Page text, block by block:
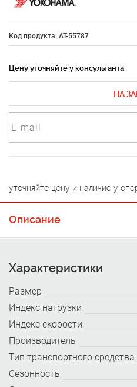
Код продукта: AT-55787
Цену уточняйте у консультанта
НА
уточняйте цену и наличие у
Описание
Характеристики
Размер
Индекс нагрузки
Индекс скорости
Производитель
Тип транспортного средства
Сезонность